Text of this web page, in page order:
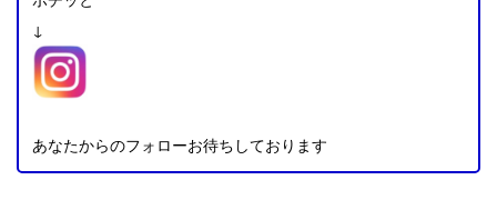
↓
あなたからのフォローお待ちしております